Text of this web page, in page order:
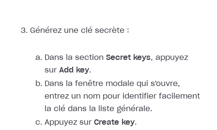
Générez une clé secrète :
Dans la section Secret keys, appuyez
sur Add key.
Dans la fenêtre modale qui s'ouvre,
entrez un nom pour identifier facilement
la clé dans la liste générale.
Appuyez sur Create key.